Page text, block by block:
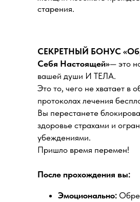
старения.
СЕКРЕТНЫЙ БОНУС
Себя Настоящей»— это
вашей души И ТЕЛА.
Это то, чего не хватает в
протоколах лечения
Вы перестанете
здоровье страхами и
убеждениями.
Пришло время перемен!
После прохождения вы:
Эмоционально: